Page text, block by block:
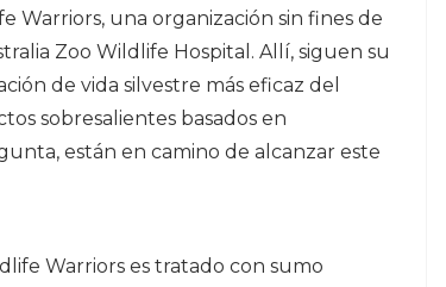
Warriors, una organización sin fines de
Zoo Wildlife Hospital. Allí, siguen su
de vida silvestre más eficaz del
sobresalientes basados ​​en
están en camino de alcanzar este
Warriors es tratado con sumo
"Slide"
8,2026